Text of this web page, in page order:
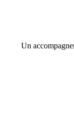
Un